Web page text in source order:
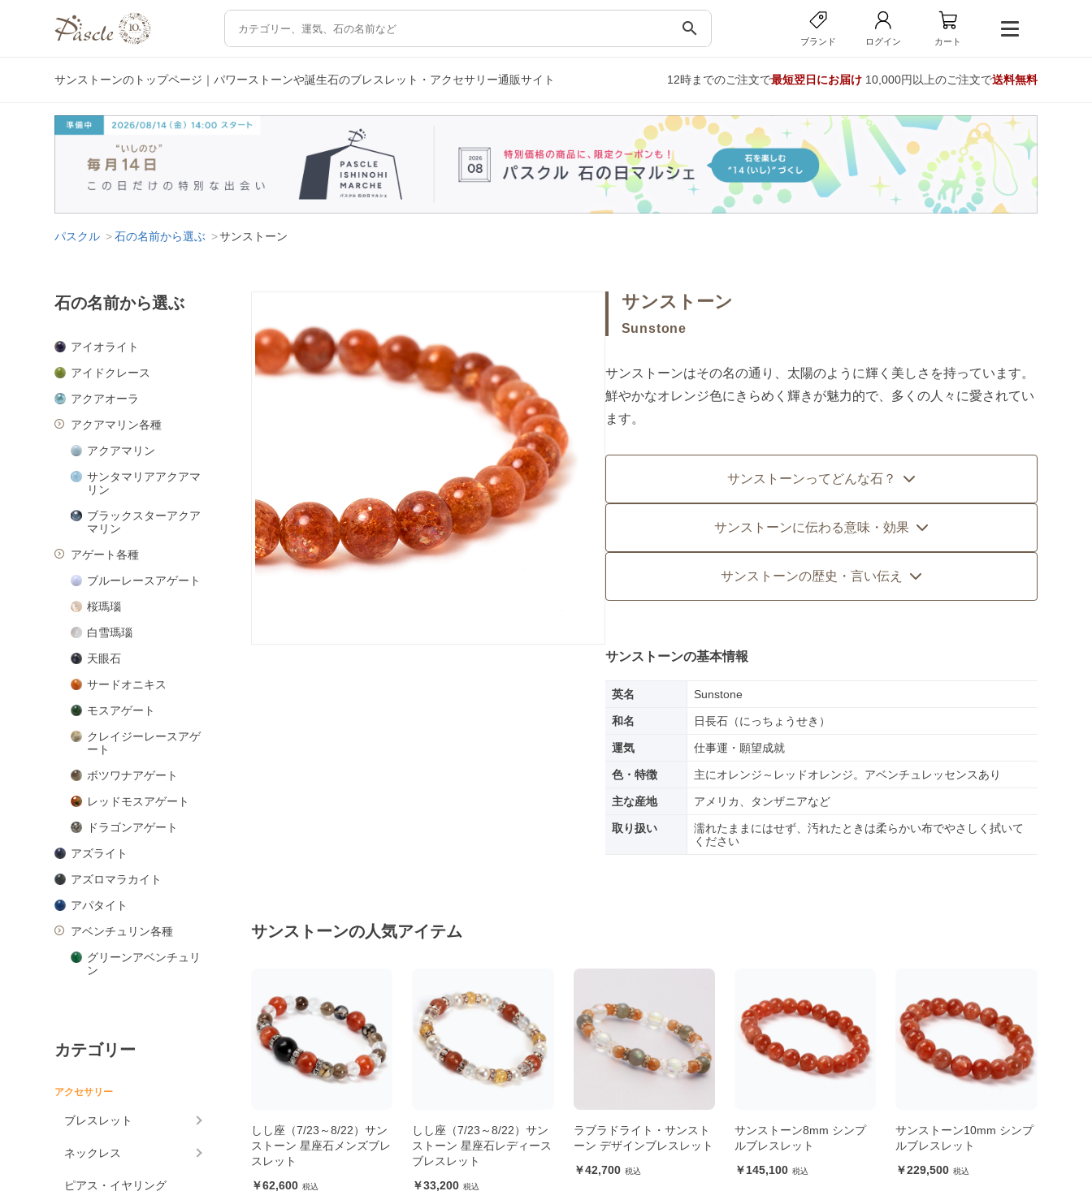
search
ブランド ログイン カート
サンストーンのトップページ｜パワーストーンや誕生石のブレスレット・アクセサリー通販サイト 12時までのご注文で最短翌日にお届け10,000円以上のご注文で送料無料
パスクル 石の名前から選ぶ サンストーン
石の名前から選ぶ
アイオライト
アイドクレース
アクアオーラ
アクアマリン各種
アクアマリン
サンタマリアアクアマ
リン
ブラックスターアクア
マリン
アゲート各種
ブルーレースアゲート
桜瑪瑙
白雪瑪瑙
天眼石
サードオニキス
モスアゲート
クレイジーレースアゲ
ート
ボツワナアゲート
レッドモスアゲート
ドラゴンアゲート
アズライト
アズロマラカイト
アパタイト
アベンチュリン各種
グリーンアベンチュリ
ン
オレンジアベンチュリ
アマゾナイト
アメジスト各種
グリーンアメジスト
カテゴリー
アクセサリー
ブレスレット
ネックレス
ピアス・イヤリング
サンストーン
Sunstone
サンストーンはその名の通り、太陽のように輝く美しさを持っています。
鮮やかなオレンジ色にきらめく輝きが魅力的で、多くの人々に愛されてい
ます。
サンストーンってどんな石？
サンストーンに伝わる意味・効果
サンストーンの歴史・言い伝え
サンストーンの基本情報
英名 Sunstone
和名 日長石（にっちょうせき）
運気 仕事運・願望成就
色・特徴 主にオレンジ～レッドオレンジ。アベンチュレッセンスあり
主な産地 アメリカ、タンザニアなど
取り扱い
濡れたままにはせず、汚れたときは柔らかい布でやさしく拭いて
ください
サンストーンの人気アイテム
しし座（7/23～8/22）サン
ストーン 星座石メンズブレ
スレット
62,600
しし座（7/23～8/22）サン
ストーン 星座石レディース
ブレスレット
33,200
ラブラドライト・サンスト
ーン デザインブレスレット
42,700
サンストーン8mm シンプ
ルブレスレット
145,100
サンストーン10mm シンプ
ルブレスレット
229,500